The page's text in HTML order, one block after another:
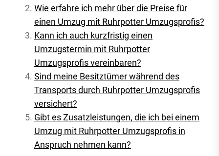
Wie erfahre ich mehr über die Preise für
einen Umzug mit Ruhrpotter Umzugsprofis?
Kann ich auch kurzfristig einen
Umzugstermin mit Ruhrpotter
Umzugsprofis vereinbaren?
Sind meine Besitztümer während des
Transports durch Ruhrpotter Umzugsprofis
versichert?
Gibt es Zusatzleistungen, die ich bei einem
Umzug mit Ruhrpotter Umzugsprofis in
Anspruch nehmen kann?